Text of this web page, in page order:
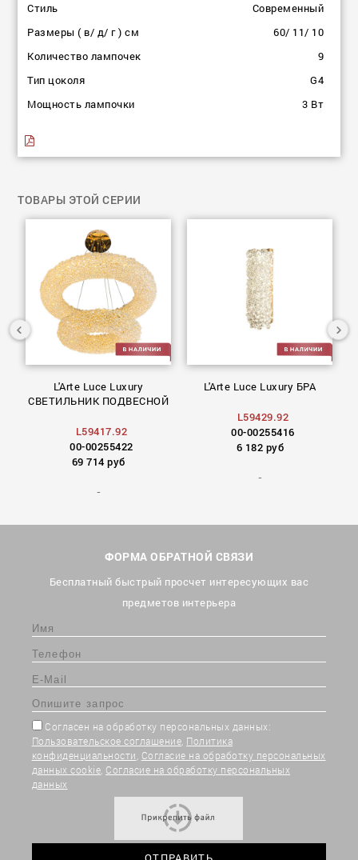
Стиль
Современный
Размеры ( в/ д/ г ) см
60/ 11/ 10
Количество лампочек
9
Тип цоколя
G4
Мощность лампочки
3 Вт
ТОВАРЫ ЭТОЙ СЕРИИ
L'Arte Luce Luxury
СВЕТИЛЬНИК ПОДВЕСНОЙ
L59417.92
00-00255422
69 714 руб
L'Arte Luce Luxury БРА
L59429.92
00-00255416
6 182 руб
ФОРМА ОБРАТНОЙ СВЯЗИ
Бесплатный быстрый просчет интересующих вас
предметов интерьера
Согласен на обработку персональных данных:
Пользовательское соглашение Политика
конфиденциальности Согласие на обработку персональных
данных cookie Согласие на обработку персональных
данных